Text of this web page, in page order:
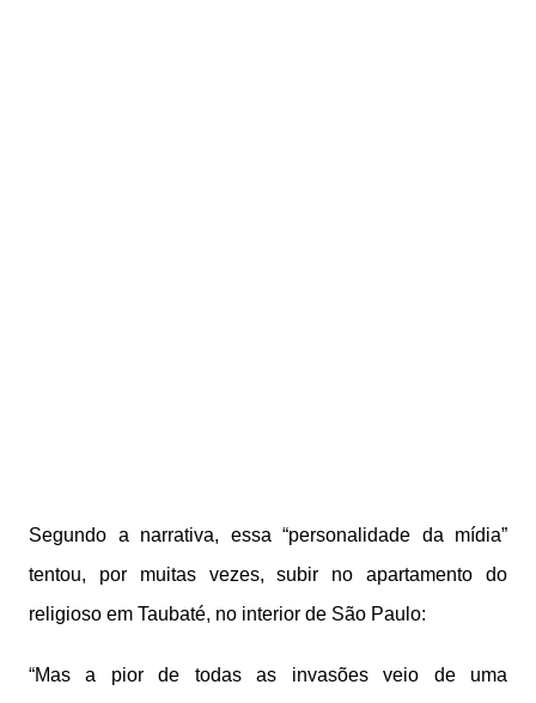
Segundo a narrativa, essa “personalidade da mídia”
tentou, por muitas vezes, subir no apartamento do
religioso em Taubaté, no interior de São Paulo:
“Mas a pior de todas as invasões veio de uma